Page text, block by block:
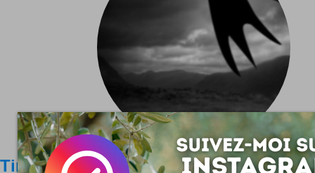
Tim Burton lance Burtonstory.com